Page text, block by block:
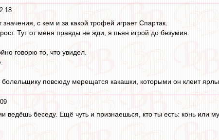
с кем и за какой трофей играет Спартак.
Тут от меня правды не жди, я пьян игрой до безумия.
говорю то, что увидел.
болельщику повсюду мерещатся какашки, которыми он клеит
ведёшь беседу. Ещё чуть и признаешься, кто ты есть: конь или